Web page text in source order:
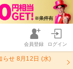
会員登録 ログイン
らせ 8月12日 (水)